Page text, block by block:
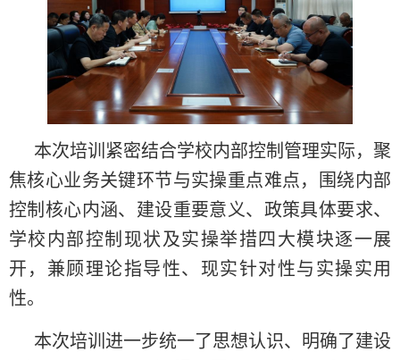
本次培训紧密结合学校内部控制管理实际，聚
焦核心业务关键环节与实操重点难点，围绕内部
控制核心内涵、建设重要意义、政策具体要求、
学校内部控制现状及实操举措四大模块逐一展
开，兼顾理论指导性、现实针对性与实操实用
性。
本次培训进一步统一了思想认识、明确了建设